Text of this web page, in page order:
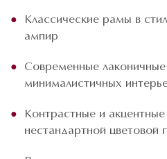
Классические рамы в
ампир
Современные
минималистичных
Контрастные и
нестандартной цветовой